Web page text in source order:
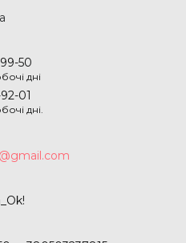
50
дні
01
дні.